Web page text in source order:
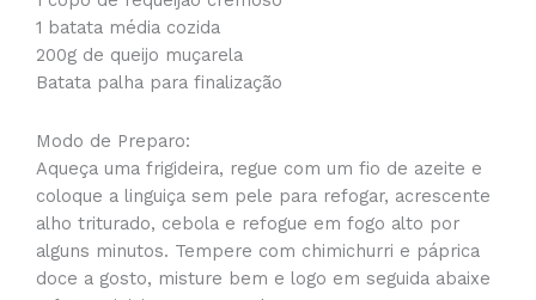
1 batata média cozida
200g de queijo muçarela
Batata palha para finalização
Modo de Preparo:
Aqueça uma frigideira, regue com um fio de azeite e
coloque a linguiça sem pele para refogar, acrescente
alho triturado, cebola e refogue em fogo alto por
alguns minutos. Tempere com chimichurri e páprica
doce a gosto, misture bem e logo em seguida abaixe